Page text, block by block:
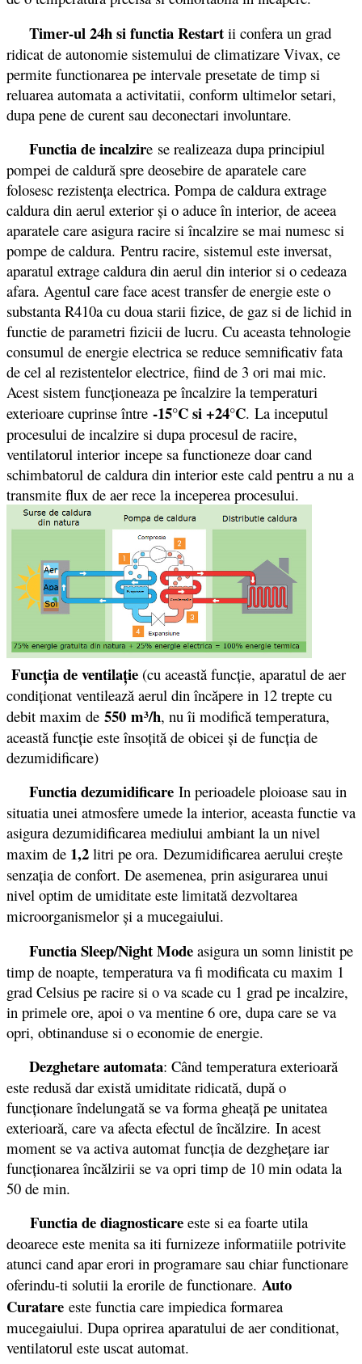
Timer-ul 24h si functia Restart ii confera un grad
ridicat de autonomie sistemului de climatizare Vivax, ce
permite functionarea pe intervale presetate de timp si
reluarea automata a activitatii, conform ultimelor setari,
dupa pene de curent sau deconectari involuntare.
Functia de incalzire se realizeaza dupa principiul
pompei de caldură spre deosebire de aparatele care
folosesc rezistenţa electrica. Pompa de caldura extrage
caldura din aerul exterior şi o aduce în interior, de aceea
aparatele care asigura racire si încalzire se mai numesc si
pompe de caldura. Pentru racire, sistemul este inversat,
aparatul extrage caldura din aerul din interior si o cedeaza
afara. Agentul care face acest transfer de energie este o
substanta R410a cu doua starii fizice, de gaz si de lichid in
functie de parametri fizicii de lucru. Cu aceasta tehnologie
consumul de energie electrica se reduce semnificativ fata
de cel al rezistentelor electrice, fiind de 3 ori mai mic.
Acest sistem funcționeaza pe încalzire la temperaturi
exterioare cuprinse între -15°C si +24°C. La inceputul
procesului de incalzire si dupa procesul de racire,
ventilatorul interior incepe sa functioneze doar cand
schimbatorul de caldura din interior este cald pentru a nu a
transmite flux de aer rece la inceperea procesului.
Funcţia de ventilaţie (cu această funcţie, aparatul de aer
condiţionat ventilează aerul din încăpere in 12 trepte cu
debit maxim de 550 m³/h, nu îi modifică temperatura,
această funcţie este însoţită de obicei şi de funcţia de
dezumidificare)
Functia dezumidificare In perioadele ploioase sau in
situatia unei atmosfere umede la interior, aceasta functie va
asigura dezumidificarea mediului ambiant la un nivel
maxim de 1,2 litri pe ora. Dezumidificarea aerului creşte
senzaţia de confort. De asemenea, prin asigurarea unui
nivel optim de umiditate este limitată dezvoltarea
microorganismelor şi a mucegaiului.
Functia Sleep/Night Mode asigura un somn linistit pe
timp de noapte, temperatura va fi modificata cu maxim 1
grad Celsius pe racire si o va scade cu 1 grad pe incalzire,
in primele ore, apoi o va mentine 6 ore, dupa care se va
opri, obtinanduse si o economie de energie.
Dezghetare automata: Când temperatura exterioară
este redusă dar există umiditate ridicată, după o
funcţionare îndelungată se va forma gheaţă pe unitatea
exterioară, care va afecta efectul de încălzire. In acest
moment se va activa automat funcţia de dezgheţare iar
funcţionarea încălzirii se va opri timp de 10 min odata la
50 de min.
Functia de diagnosticare este si ea foarte utila
deoarece este menita sa iti furnizeze informatiile potrivite
atunci cand apar erori in programare sau chiar functionare
oferindu-ti solutii la erorile de functionare. Auto
Curatare este functia care impiedica formarea
mucegaiului. Dupa oprirea aparatului de aer conditionat,
ventilatorul este uscat automat.